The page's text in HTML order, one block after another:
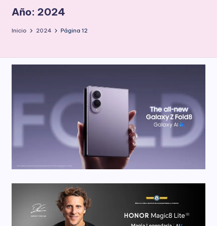
Año: 2024
Inicio 2024 Página 12